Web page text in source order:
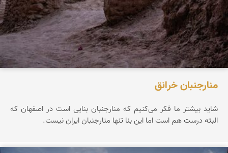
منارجنبان خرانق
شاید بیشتر ما فکر می‌کنیم که منارجنبان بنایی است در اصفهان که
البته درست هم است اما این بنا تنها منارجنبان ایران نیست.